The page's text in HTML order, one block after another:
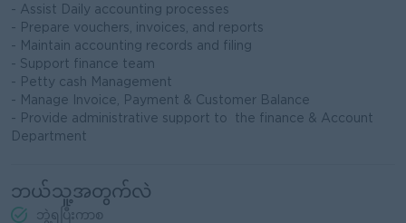
- Assist Daily accounting processes
- Prepare vouchers, invoices, and reports
- Maintain accounting records and filing
- Support finance team
- Petty cash Management
- Manage Invoice, Payment & Customer Balance
- Provide administrative support to the finance & Account
Department
ဘယ်သူ့အတွက်လဲ
ဘွဲ့ရပြီးကာစ